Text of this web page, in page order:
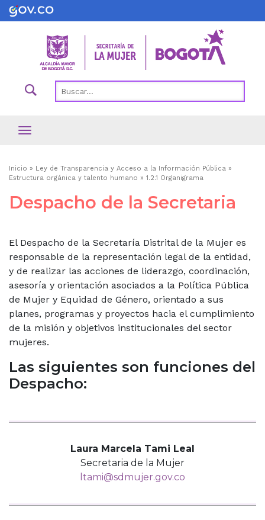
Pasar
al
Ruta
navegación
Inicio
Ley de Transparencia y Acceso a la Información Pública
Estructura orgánica y talento humano
1.2.1 Organigrama
Despacho de la Secretaria
El Despacho de la Secretaría Distrital de la Mujer es
responsable de la representación legal de la entidad,
y de realizar las acciones de liderazgo, coordinación,
asesoría y orientación asociados a la Política Pública
de Mujer y Equidad de Género, orientado a sus
planes, programas y proyectos hacia el cumplimiento
de la misión y objetivos institucionales del sector
mujeres.
Las siguientes son funciones del
Despacho:
Laura Marcela Tami Leal
Secretaria de la Mujer
ltami@sdmujer.gov.co